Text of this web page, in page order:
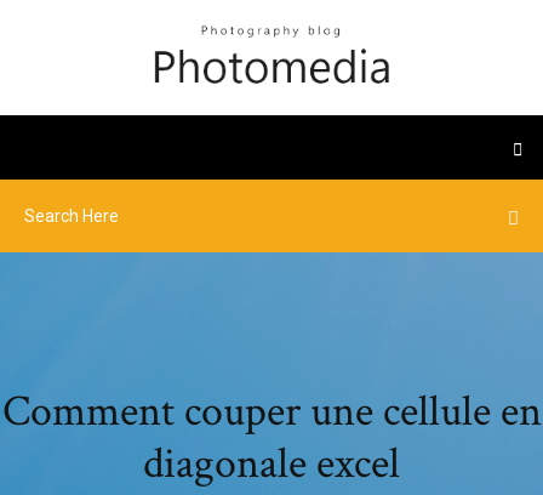
Comment couper une cellule en
diagonale excel